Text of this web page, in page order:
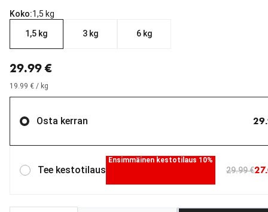
Koko:1,5 kg
1,5 kg 3 kg 6 kg
29.99 €
19.99 € / kg
Osta kerran
Tee kestotilaus
Ensimmäinen kestotilaus 10%
29.99 €